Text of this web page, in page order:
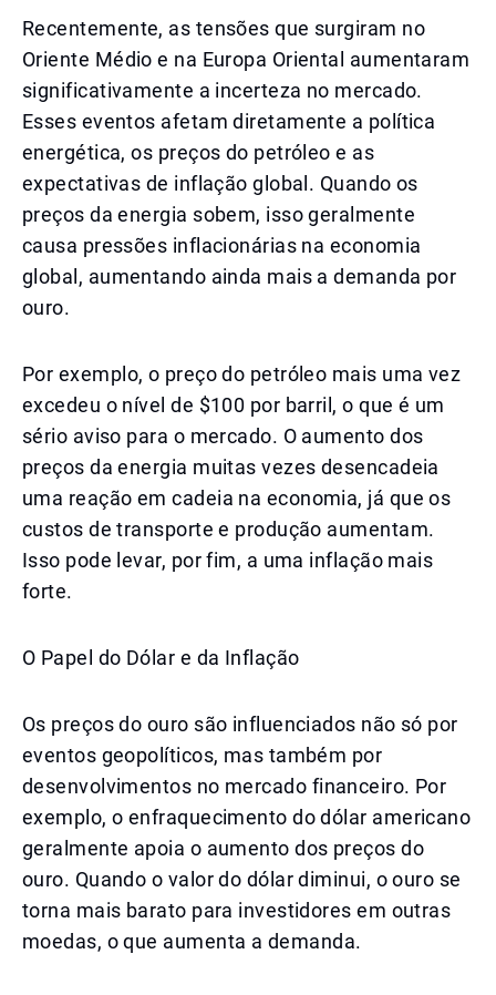
Recentemente, as tensões que surgiram no
Oriente Médio e na Europa Oriental aumentaram
significativamente a incerteza no mercado.
Esses eventos afetam diretamente a política
energética, os preços do petróleo e as
expectativas de inflação global. Quando os
preços da energia sobem, isso geralmente
causa pressões inflacionárias na economia
global, aumentando ainda mais a demanda por
ouro.
Por exemplo, o preço do petróleo mais uma vez
excedeu o nível de $100 por barril, o que é um
sério aviso para o mercado. O aumento dos
preços da energia muitas vezes desencadeia
uma reação em cadeia na economia, já que os
custos de transporte e produção aumentam.
Isso pode levar, por fim, a uma inflação mais
forte.
O Papel do Dólar e da Inflação
Os preços do ouro são influenciados não só por
eventos geopolíticos, mas também por
desenvolvimentos no mercado financeiro. Por
exemplo, o enfraquecimento do dólar americano
geralmente apoia o aumento dos preços do
ouro. Quando o valor do dólar diminui, o ouro se
torna mais barato para investidores em outras
moedas, o que aumenta a demanda.